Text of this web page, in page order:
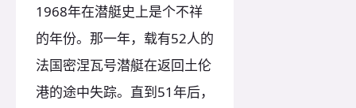
1968年在潜艇史上是个不祥
的年份。那一年，载有52人的
法国密涅瓦号潜艇在返回土伦
港的途中失踪。直到51年后，